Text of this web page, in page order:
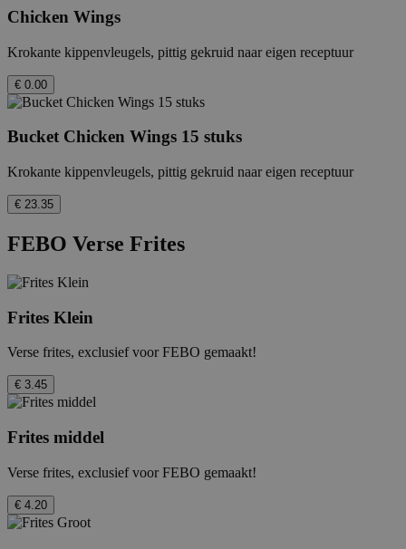
Chicken Wings
Krokante kippenvleugels, pittig gekruid naar eigen receptuur
€ 0.00
Bucket Chicken Wings 15 stuks
Krokante kippenvleugels, pittig gekruid naar eigen receptuur
€ 23.35
FEBO Verse Frites
Frites Klein
Verse frites, exclusief voor FEBO gemaakt!
€ 3.45
Frites middel
Verse frites, exclusief voor FEBO gemaakt!
€ 4.20